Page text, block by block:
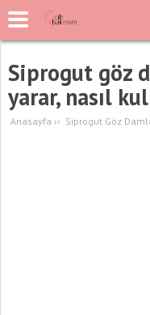
Siprogut göz
yarar, nasıl
Anasayfa ›› Siprogut Göz